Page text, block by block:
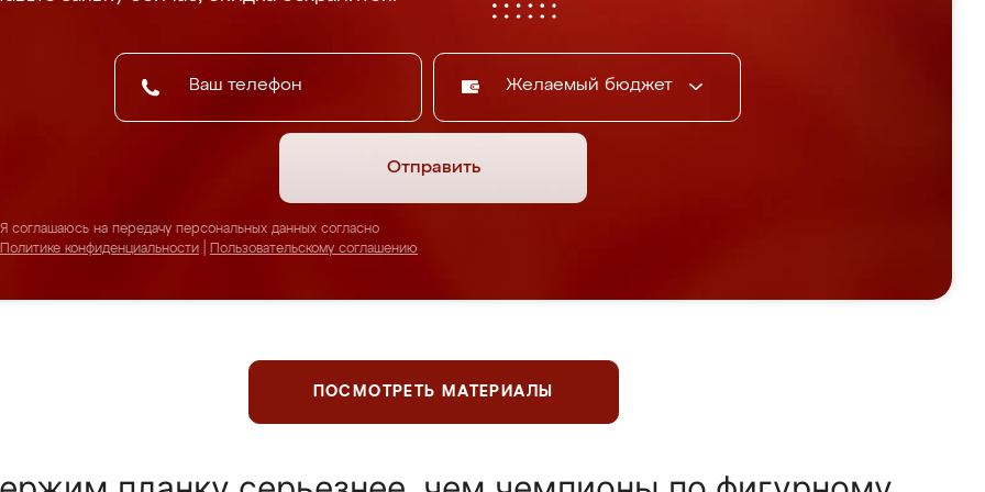
Желаемый бюджет
Отправить
Я соглашаюсь на передачу персональных данных согласно
Политике конфиденциальности
Пользовательскому соглашению
ПОСМОТРЕТЬ МАТЕРИАЛЫ